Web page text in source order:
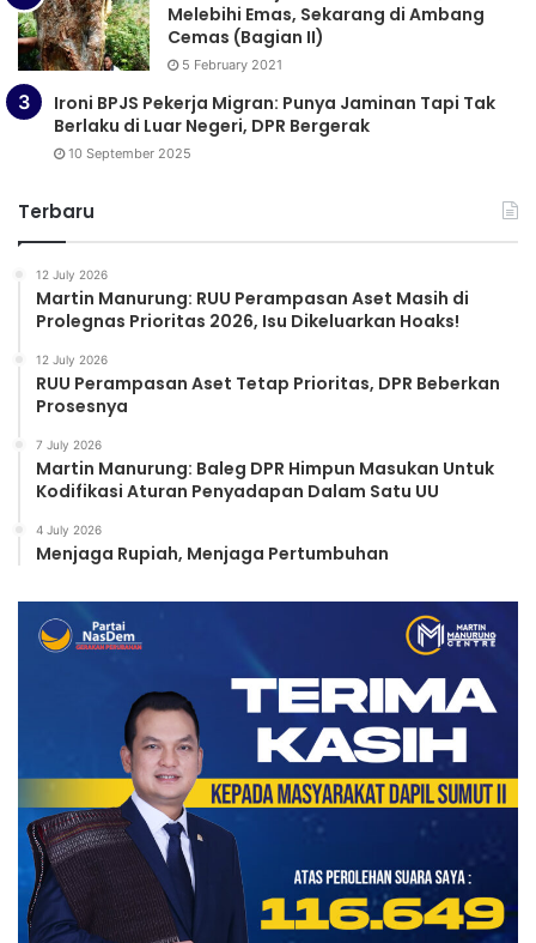
Melebihi Emas, Sekarang di Ambang
Cemas (Bagian II)
5 February 2021
Ironi BPJS Pekerja Migran: Punya Jaminan Tapi Tak
Berlaku di Luar Negeri, DPR Bergerak
10 September 2025
Terbaru
12 July 2026
Martin Manurung: RUU Perampasan Aset Masih di
Prolegnas Prioritas 2026, Isu Dikeluarkan Hoaks!
12 July 2026
RUU Perampasan Aset Tetap Prioritas, DPR Beberkan
Prosesnya
7 July 2026
Martin Manurung: Baleg DPR Himpun Masukan Untuk
Kodifikasi Aturan Penyadapan Dalam Satu UU
4 July 2026
Menjaga Rupiah, Menjaga Pertumbuhan